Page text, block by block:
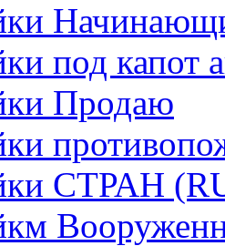
под капот
Продаю
СТРАН